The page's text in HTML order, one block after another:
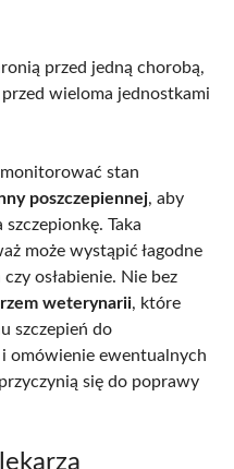
przed jedną chorobą,
wieloma jednostkami
stan
poszczepiennej, aby
Taka
może wystąpić łagodne
osłabienie. Nie bez
weterynarii, które
szczepień do
omówienie ewentualnych
się do poprawy